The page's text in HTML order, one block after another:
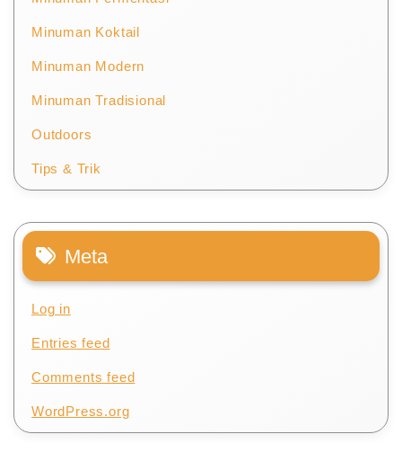
Minuman Koktail
Minuman Modern
Minuman Tradisional
Outdoors
Tips & Trik
Meta
Log in
Entries feed
Comments feed
WordPress.org